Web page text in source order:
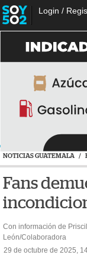
Login /
NOTICIAS GUATEMALA /
Fans
Con información de
León/Colaboradora
29 de octubre de 2025,